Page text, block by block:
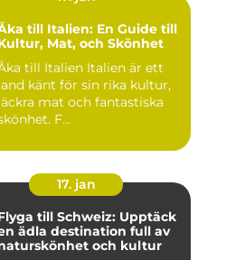
till Italien: En Guide till
Mat, och Skönhet
till Italien Italien är ett
känt för sin rika kultur,
mat och fantastiska
F...
17. jan
till Schweiz: Upptäck
ädla destination full av
och kultur